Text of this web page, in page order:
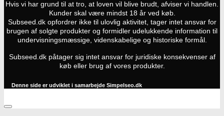
Hvis vi har grund til at tro, at loven vil blive brudt, afviser vi handlen.
Kunder skal være mindst 18 år ved køb.
Subseed.dk opfordrer ikke til ulovlig aktivitet, tager intet ansvar for
brugen af solgte produkter og formidler udelukkende information til
undervisningsmæssige, videnskabelige og historiske formål.
Subseed.dk påtager sig intet ansvar for juridiske konsekvenser af
køb eller brug af vores produkter.
Denne side er udviklet i samarbejde Simpelseo.dk